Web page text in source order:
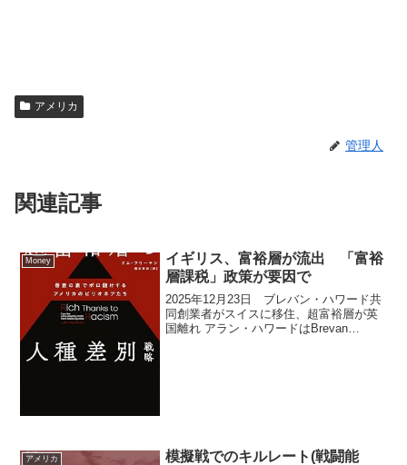
アメリカ
管理人
関連記事
Money
イギリス、富裕層が流出 「富裕
層課税」政策が要因で
2025年12月23日 ブレバン・ハワード共
同創業者がスイスに移住、超富裕層が英
国離れ アラン・ハワードはBrevan
アメリカ
模擬戦でのキルレート(戦闘能